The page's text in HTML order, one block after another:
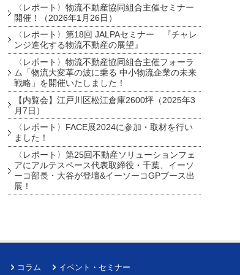
〈レポート〉物流不動産協同組合主催セミナー
開催！（2026年1月26日）
〈レポート〉第18回 JALPAセミナー 『チャレ
ンジ進化する物流不動産の展望』
〈レポート〉物流不動産協同組合主催フォーラ
ム「物流大変革の波に乗る 中小物流企業の未来
戦略」を開催いたしました！
【内覧会】江戸川区松江倉庫2600坪（2025年3
月7日）
〈レポート〉FACE展2024に参加・取材を行い
ました！
〈レポート〉第25回不動産ソリューションフェ
アにアルテスペース代表取締役・千葉、イーソ
ーコ部長・大谷が登壇&イーソーコGPブース出
展！
コラム イベント・セミナー